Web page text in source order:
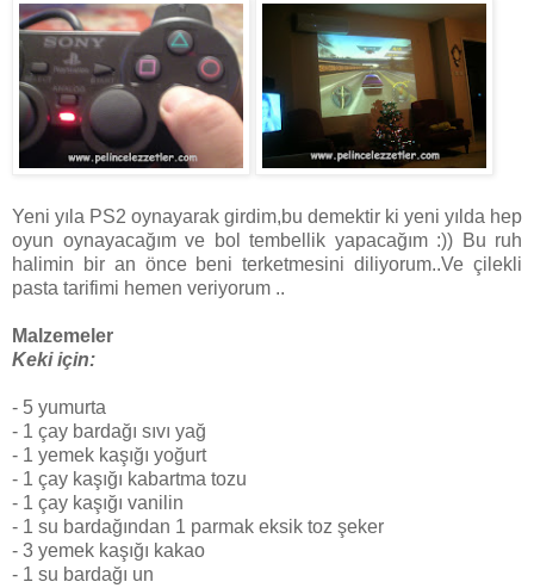
Yeni yıla PS2 oynayarak girdim,bu demektir ki yeni yılda hep
oyun oynayacağım ve bol tembellik yapacağım :)) Bu ruh
halimin bir an önce beni terketmesini diliyorum..Ve çilekli
pasta tarifimi hemen veriyorum ..
Malzemeler
Keki için:
- 5 yumurta
- 1 çay bardağı sıvı yağ
- 1 yemek kaşığı yoğurt
- 1 çay kaşığı kabartma tozu
- 1 çay kaşığı vanilin
- 1 su bardağından 1 parmak eksik toz şeker
- 3 yemek kaşığı kakao
- 1 su bardağı un